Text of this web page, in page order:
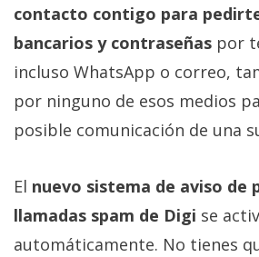
contacto contigo para
bancarios y contraseñas por
incluso WhatsApp o correo,
por ninguno de esos medios
posible comunicación de una
El nuevo sistema de aviso de
llamadas spam de Digi se
automáticamente. No tienes